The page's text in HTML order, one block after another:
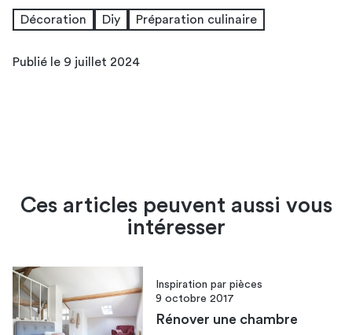
Décoration Diy Préparation culinaire
Publié le 9 juillet 2024
Ces articles peuvent aussi vous
intéresser
Inspiration par pièces
9 octobre 2017
Rénover une chambre